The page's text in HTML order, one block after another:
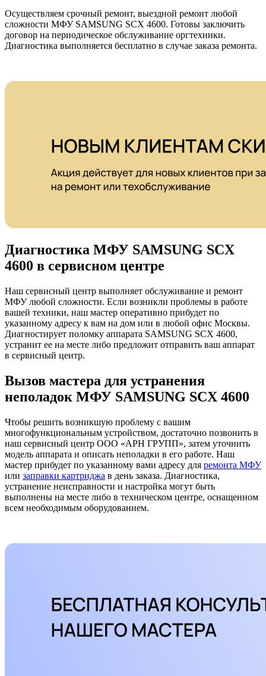
Осуществляем срочный ремонт, выездной ремонт любой
сложности МФУ SAMSUNG SCX 4600. Готовы заключить
договор на периодическое обслуживание оргтехники.
Диагностика выполняется бесплатно в случае заказа ремонта.
Диагностика МФУ SAMSUNG SCX
4600 в сервисном центре
Наш сервисный центр выполняет обслуживание и ремонт
МФУ любой сложности. Если возникли проблемы в работе
вашей техники, наш мастер оперативно прибудет по
указанному адресу к вам на дом или в любой офис Москвы.
Диагностирует поломку аппарата SAMSUNG SCX 4600,
устранит ее на месте либо предложит отправить ваш аппарат
в сервисный центр.
Вызов мастера для устранения
неполадок МФУ SAMSUNG SCX 4600
Чтобы решить возникшую проблему с вашим
многофункциональным устройством, достаточно позвонить в
наш сервисный центр ООО «АРН ГРУПП», затем уточнить
модель аппарата и описать неполадки в его работе. Наш
мастер прибудет по указанному вами адресу для ремонта МФУ
или заправки картриджа в день заказа. Диагностика,
устранение неисправности и настройка могут быть
выполнены на месте либо в техническом центре, оснащенном
всем необходимым оборудованием.